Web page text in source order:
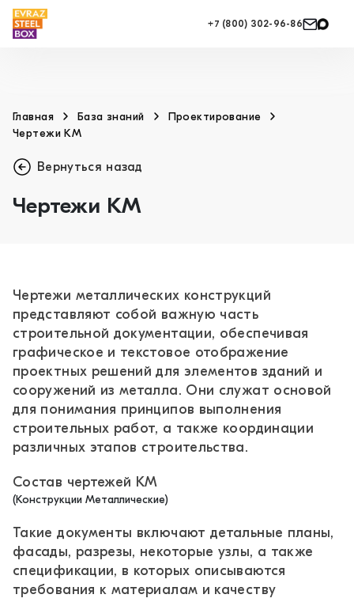
+7 (800) 302-96-86
Главная База знаний
Проектирование
Чертежи КМ
Вернуться назад
Чертежи КМ
Чертежи металлических конструкций
представляют собой важную часть
строительной документации, обеспечивая
графическое и текстовое отображение
проектных решений для элементов зданий и
сооружений из металла. Они служат основой
для понимания принципов выполнения
строительных работ, а также координации
различных этапов строительства.
Состав чертежей КМ
(Конструкции Металлические)
Такие документы включают детальные планы,
фасады, разрезы, некоторые узлы, а также
спецификации, в которых описываются
требования к материалам и качеству